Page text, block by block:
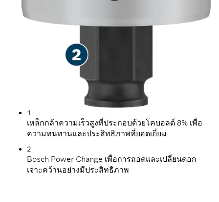
1
เหล็กกล้าความเร็วสูงที่ประกอบด้วยโคบอลต์ 8% เพื่อ
ความทนทานและประสิทธิภาพที่ยอดเยี่ยม
2
Bosch Power Change เพื่อการถอดและเปลี่ยนดอก
เจาะคว้านอย่างมีประสิทธิภาพ